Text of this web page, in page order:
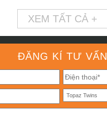
XEM TẤT CẢ +
ĐĂNG KÍ TƯ VẤN